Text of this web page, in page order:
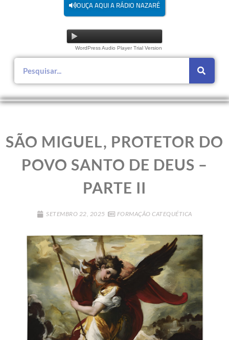
OUÇA AQUI A RÁDIO NAZARÉ
WordPress Audio Player Trial Version
SÃO MIGUEL, PROTETOR DO
POVO SANTO DE DEUS –
PARTE II
SETEMBRO 22, 2025 FORMAÇÃO CATEQUÉTICA